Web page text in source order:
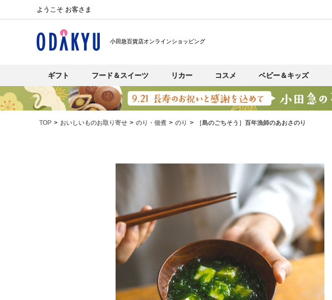
ようこそ お客さま
小田急百貨店オンラインショッピング
ギフト フード＆スイーツ リカー コスメ ベビー＆キッズ
TOP おいしいものお取り寄せ のり・佃煮 のり ［島のごちそう］百年漁師のあおさのり